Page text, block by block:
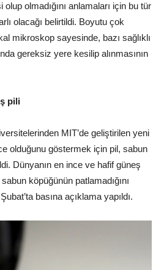
olmadığını anlamaları için bu tür
olacağı belirtildi. Boyutu çok
mikroskop sayesinde, bazı sağlıklı
gereksiz yere kesilip alınmasının
pili
MIT’de geliştirilen yeni
olduğunu göstermek için pil, sabun
Dünyanın en ince ve hafif güneş
köpüğünün patlamadığını
basına açıklama yapıldı.